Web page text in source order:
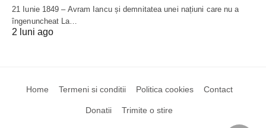
21 Iunie 1849 – Avram Iancu și demnitatea unei națiuni care nu a
îngenuncheat La…
2 luni ago
Home Termeni si conditii Politica cookies Contact
Donatii Trimite o stire